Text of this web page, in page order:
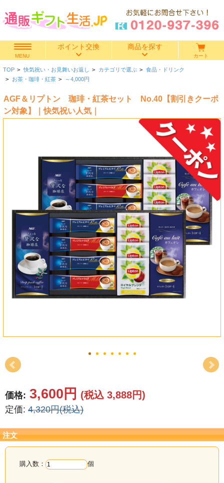
MENU
ポイント交換 商品を探す
快気祝い
香典返し
新築祝い
初盆・新盆
お中元
カタログ
カート
TOP > 快気祝い・お見舞いお返し > カテゴリで選ぶ > 食品・ドリンク
> お茶・珈琲・紅茶 > ～4,000円
AGF＆リプトン 珈琲・紅茶セット No.40【割引きクーポ
ン対象】｜快気祝い人気｜
価格: 3,600円 (税込 3,888円)
定価: 4,320円(税込)
注文
購入数： 個